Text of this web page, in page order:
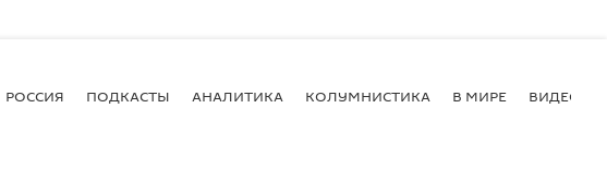
РОССИЯ ПОДКАСТЫ АНАЛИТИКА КОЛУМНИСТИКА В МИРЕ ВИДЕО